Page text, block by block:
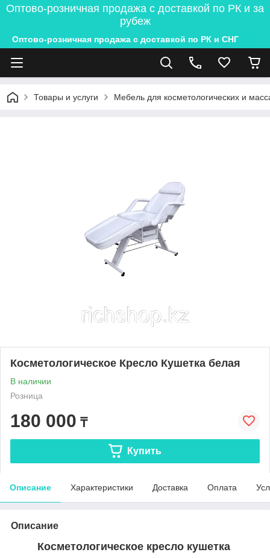
Оптово-розничная продажа с доставкой по РК и за
рубеж
Оптово-розничная продажа с доставкой по РК и СНГ
Товары и услуги Мебель для косметологических и
Косметологическое Кресло Кушетка белая
В наличии
Розница
180 000 ₸
Купить
Описание Характеристики Доставка Оплата
Описание
Косметологическое кресло кушетка